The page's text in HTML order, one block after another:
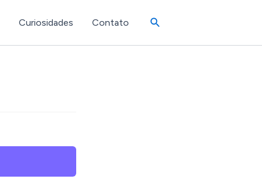
Curiosidades Contato Pesquisar